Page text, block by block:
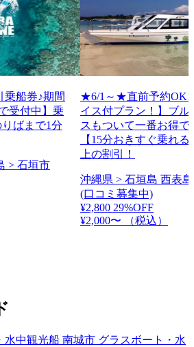
船券♪期間
受付中】乗
ばまで1分
> 石垣市
★6/1～★直前予約
イス付プラン！】ブル
スもついて一番お得で
【15分おきすぐ乗れ
上の割引！
沖縄県 > 石垣島 西表
(口コミ募集中)
¥2,800 29%OFF
¥2,000〜
（税込）
水中観光船 南城市 グラスボート・水